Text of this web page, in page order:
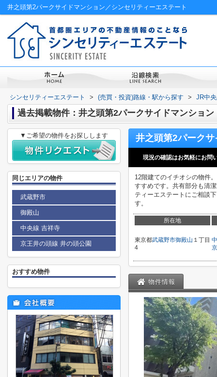
井之頭第2パークサイドマンション／シンセリティーエステート
シンセリティーエステート > (売買・投資)路線・駅から探す > JR中
過去掲載物件：井之頭第2パークサイドマンション
現況の確認はお気軽にお問
12階建てのイチオシの物件
すすめです。共有部分も清
ティーエステートにご相談
す。
所在地
東京都武蔵野市御殿山 １丁目
4
物件情報
▼ご希望の物件をお探しします
同じエリアの物件
武蔵野市
御殿山
中央線 吉祥寺
京王井の頭線 井の頭公園
おすすめ物件